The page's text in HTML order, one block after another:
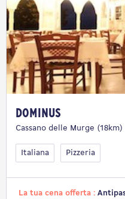
Dominus
Cassano delle Murge (18km)
Italiana Pizzeria
La tua cena offerta :